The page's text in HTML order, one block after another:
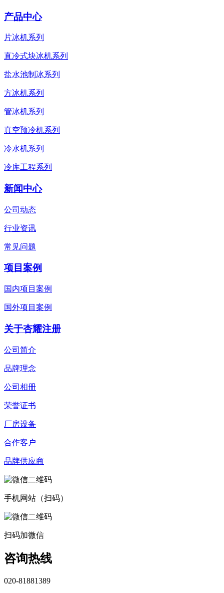
产品中心
片冰机系列
直冷式块冰机系列
盐水池制冰系列
方冰机系列
管冰机系列
真空预冷机系列
冷水机系列
冷库工程系列
新闻中心
公司动态
行业资讯
常见问题
项目案例
国内项目案例
国外项目案例
关于杏耀注册
公司简介
品牌理念
公司相册
荣誉证书
厂房设备
合作客户
品牌供应商
手机网站（扫码）
扫码加微信
咨询热线
020-81881389